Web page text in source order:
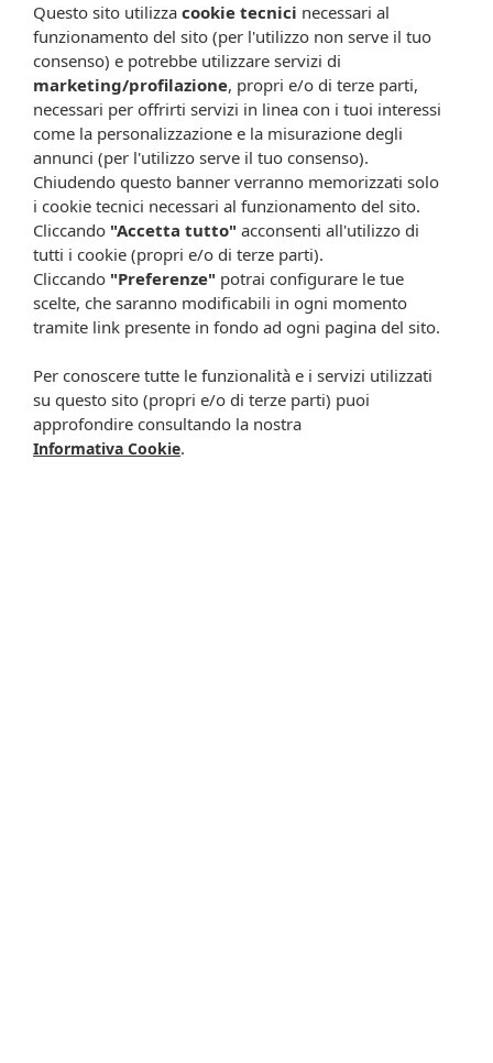
Collagene skin care
neutro306g
42,50 €31,85 €
Metti nel carrello
Collagene
osteoarticolare neu
39,90 € 29,90 €
Metti nel carrello
Collagene
Questo sito utilizza cookie tecnici necessari al
funzionamento del sito (per l'utilizzo non serve il tuo
consenso) e potrebbe utilizzare servizi di
marketing/profilazione, propri e/o di terze parti,
necessari per offrirti servizi in linea con i tuoi interessi
come la personalizzazione e la misurazione degli
annunci (per l'utilizzo serve il tuo consenso).
Chiudendo questo banner verranno memorizzati solo
i cookie tecnici necessari al funzionamento del sito.
Cliccando "Accetta tutto" acconsenti all'utilizzo di
tutti i cookie (propri e/o di terze parti).
Cliccando "Preferenze" potrai configurare le tue
scelte, che saranno modificabili in ogni momento
tramite link presente in fondo ad ogni pagina del sito.
Per conoscere tutte le funzionalità e i servizi utilizzati
su questo sito (propri e/o di terze parti) puoi
approfondire consultando la nostra
Informativa Cookie.